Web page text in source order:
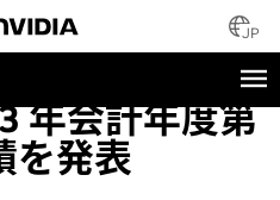
JP
年会計年度第
を発表